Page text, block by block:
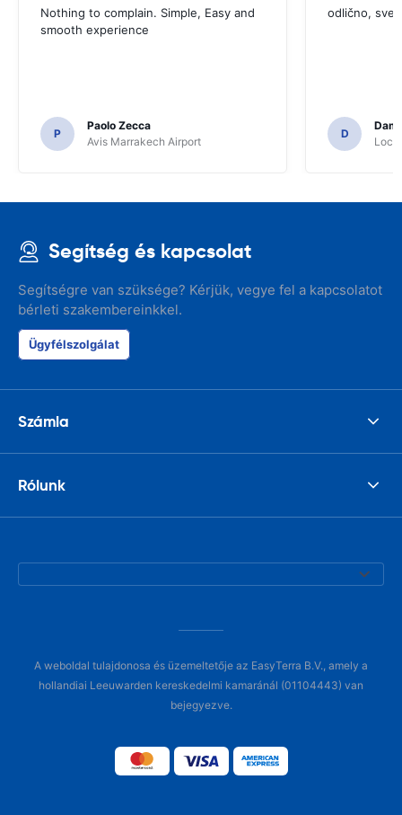
Nothing to complain. Simple, Easy and
smooth experience
P
Paolo Zecca
Avis Marrakech Airport
odlično, sve
D
Segítség és kapcsolat
Segítségre van szüksége? Kérjük, vegye fel a kapcsolatot
bérleti szakembereinkkel.
Ügyfélszolgálat
Számla
Rólunk
A weboldal tulajdonosa és üzemeltetője az EasyTerra B.V., amely a
hollandiai Leeuwarden kereskedelmi kamaránál (01104443) van
bejegyezve.